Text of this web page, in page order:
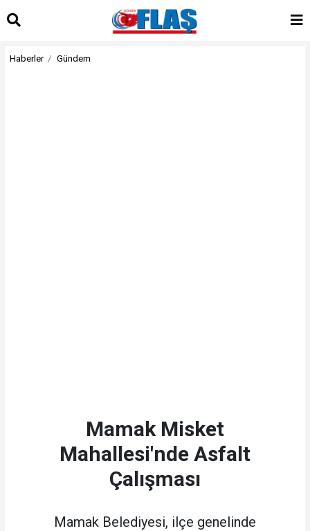
Haberler Gündem
Mamak Misket
Mahallesi'nde Asfalt
Çalışması
Mamak Belediyesi, ilçe genelinde